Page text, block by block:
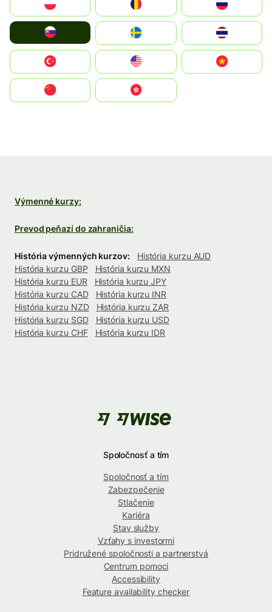
United States
中國香港特別行政區
Výmenné kurzy:
Prevod peňazí do zahraničia:
História výmenných kurzov:
História kurzu AUD
História kurzu GBP
História kurzu MXN
História kurzu EUR
História kurzu JPY
História kurzu CAD
História kurzu INR
História kurzu NZD
História kurzu ZAR
História kurzu SGD
História kurzu USD
História kurzu CHF
História kurzu IDR
Spoločnosť a tím
Spoločnosť a tím
Zabezpečenie
Stlačenie
Kariéra
Stav služby
Vzťahy s investormi
Pridružené spoločnosti a partnerstvá
Centrum pomoci
Accessibility
Feature availability checker